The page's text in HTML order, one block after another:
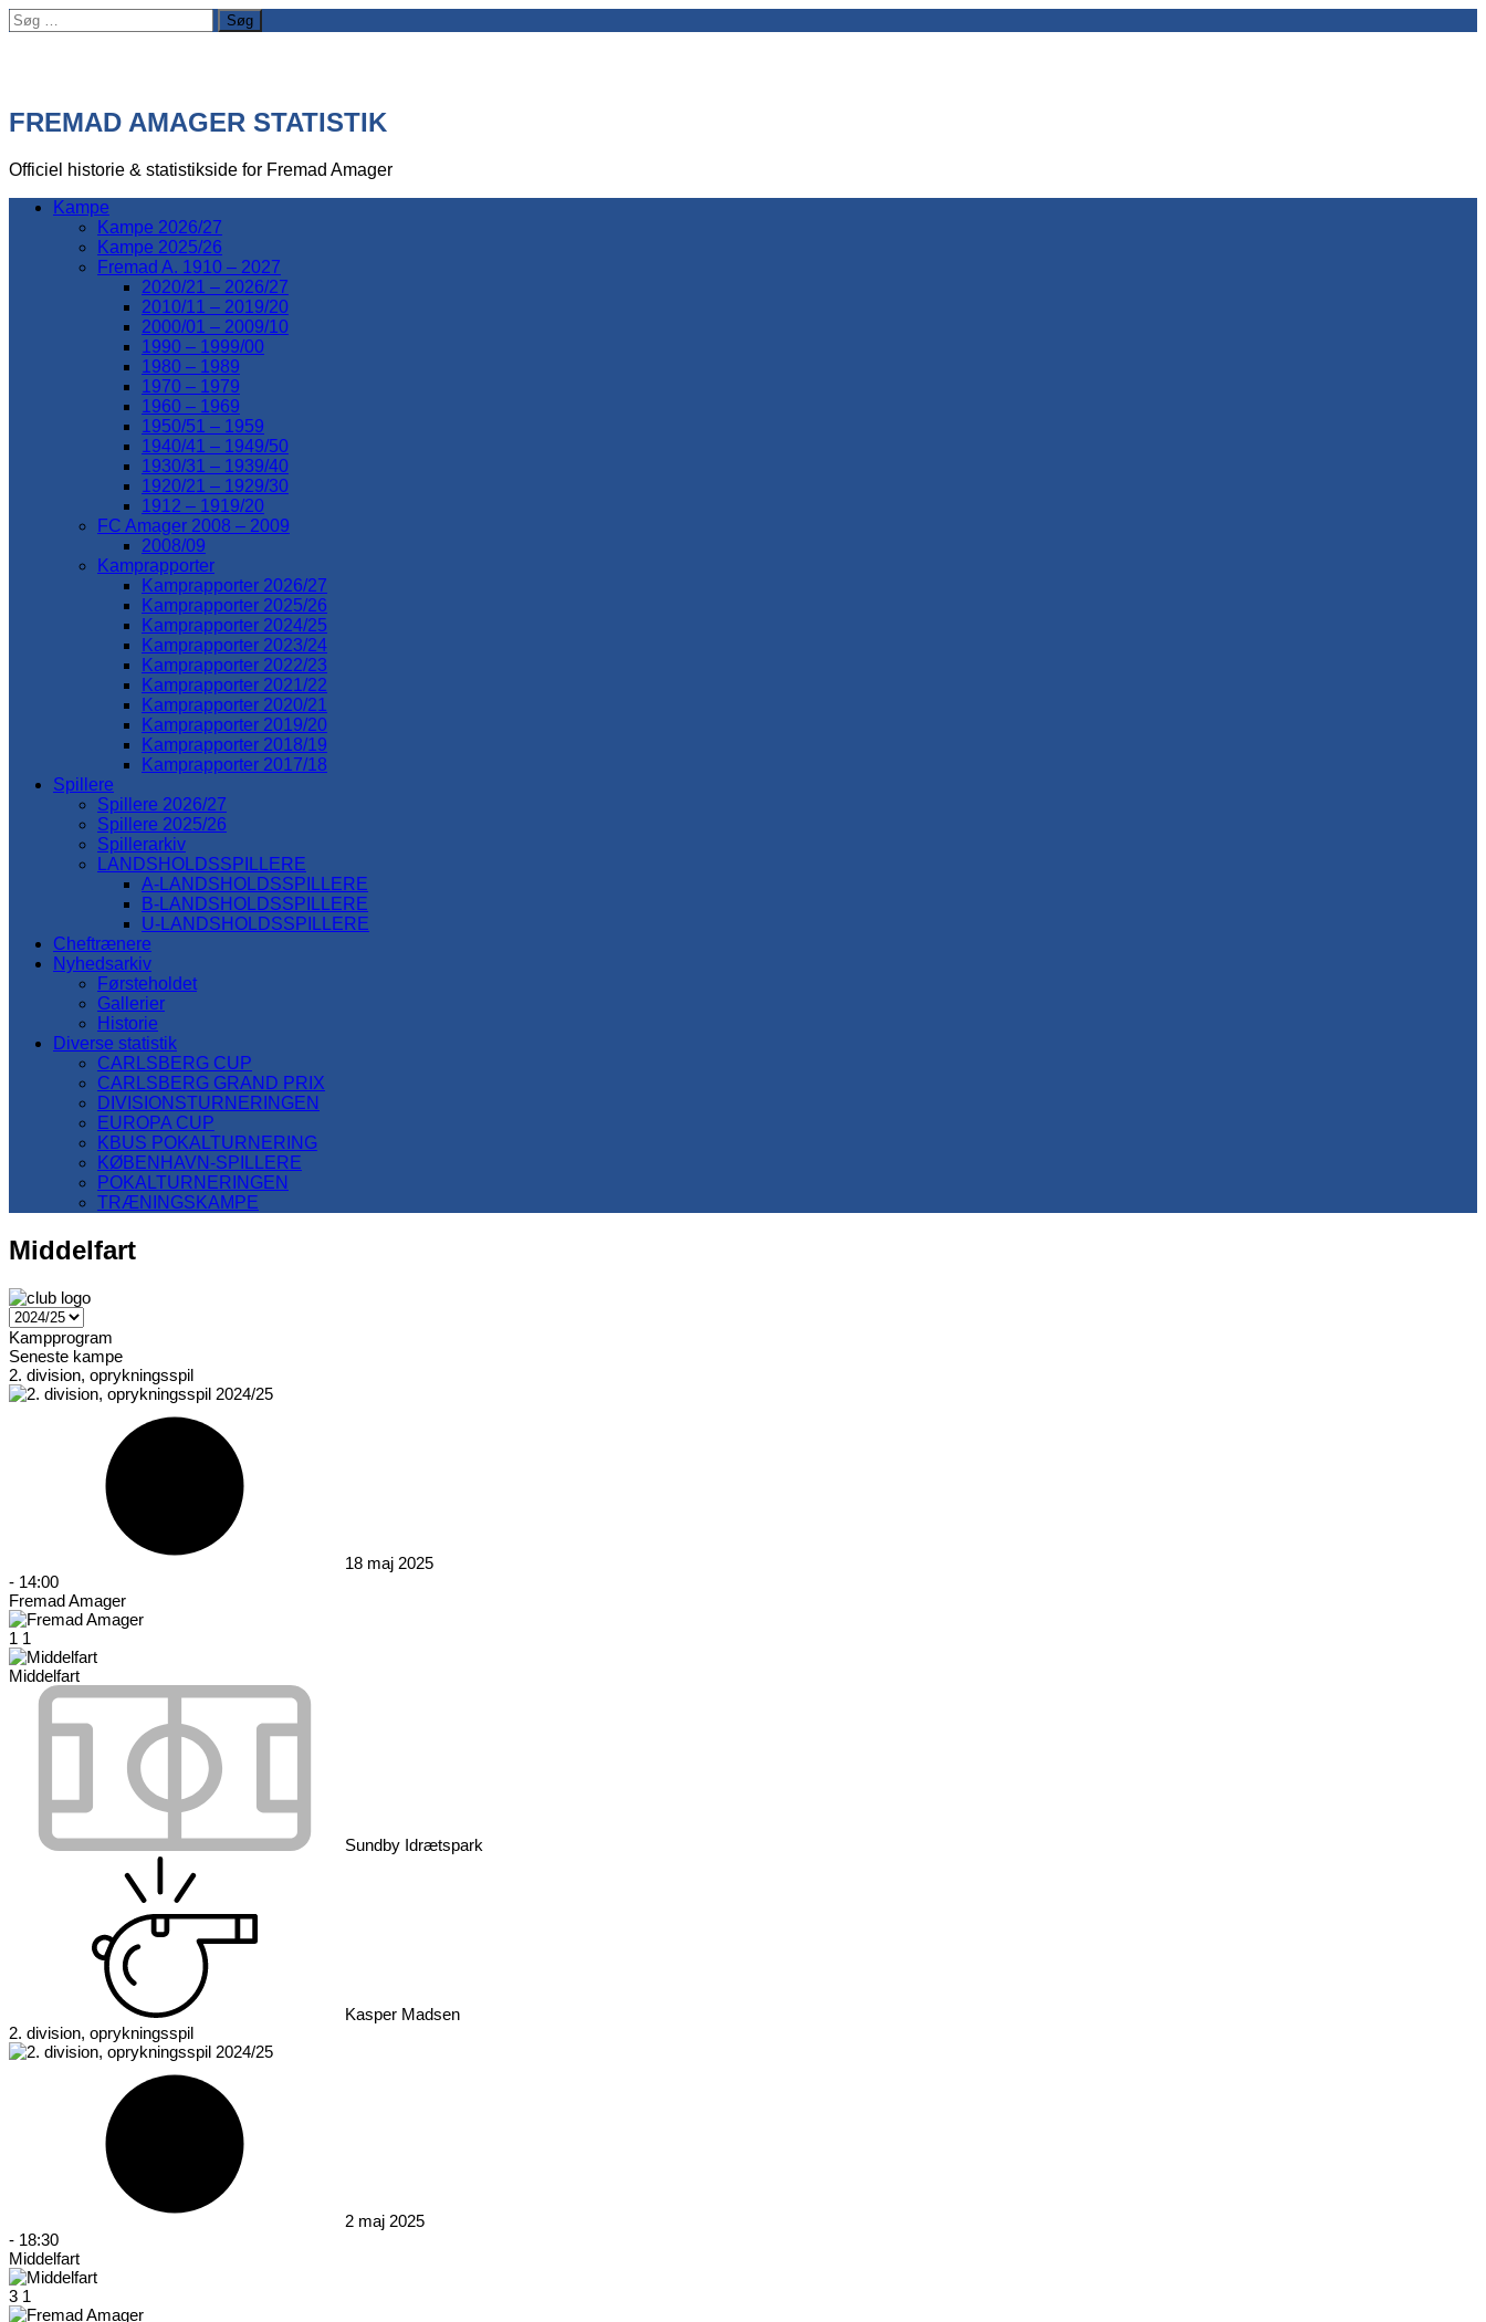
Søg
efter:
FREMAD AMAGER STATISTIK
Officiel historie & statistikside for Fremad Amager
Kampe
Kampe 2026/27
Kampe 2025/26
Fremad A. 1910 – 2027
2020/21 – 2026/27
2010/11 – 2019/20
2000/01 – 2009/10
1990 – 1999/00
1980 – 1989
1970 – 1979
1960 – 1969
1950/51 – 1959
1940/41 – 1949/50
1930/31 – 1939/40
1920/21 – 1929/30
1912 – 1919/20
FC Amager 2008 – 2009
2008/09
Kamprapporter
Kamprapporter 2026/27
Kamprapporter 2025/26
Kamprapporter 2024/25
Kamprapporter 2023/24
Kamprapporter 2022/23
Kamprapporter 2021/22
Kamprapporter 2020/21
Kamprapporter 2019/20
Kamprapporter 2018/19
Kamprapporter 2017/18
Spillere
Spillere 2026/27
Spillere 2025/26
Spillerarkiv
LANDSHOLDSSPILLERE
A-LANDSHOLDSSPILLERE
B-LANDSHOLDSSPILLERE
U-LANDSHOLDSSPILLERE
Cheftrænere
Nyhedsarkiv
Førsteholdet
Gallerier
Historie
Diverse statistik
CARLSBERG CUP
CARLSBERG GRAND PRIX
DIVISIONSTURNERINGEN
EUROPA CUP
KBUS POKALTURNERING
KØBENHAVN-SPILLERE
POKALTURNERINGEN
TRÆNINGSKAMPE
Middelfart
Kampprogram
Seneste kampe
2. division, oprykningsspil
18 maj 2025
- 14:00
Fremad Amager
1 1
Middelfart
Sundby Idrætspark
Kasper Madsen
2. division, oprykningsspil
2 maj 2025
- 18:30
Middelfart
3 1